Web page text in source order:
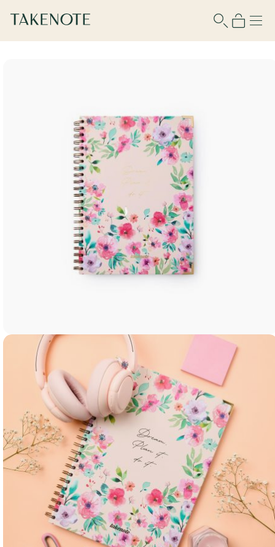
Contraseña
Recuérdame
¿No tienes cuenta?
Regístrate aquí
¿Olvidaste tu contraseña? Recupérala aquí